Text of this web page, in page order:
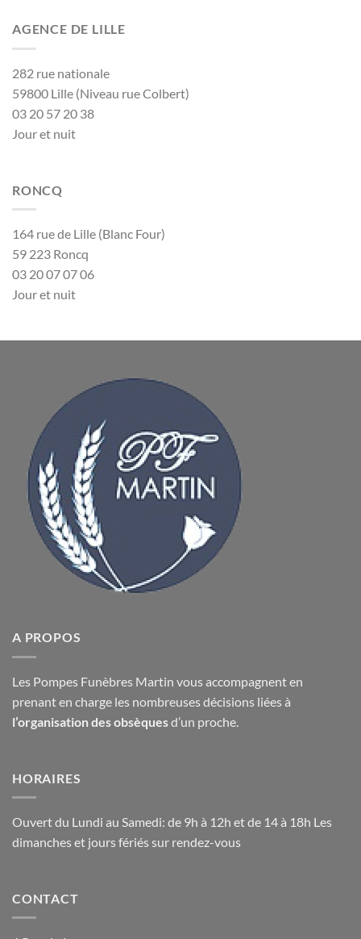
AGENCE DE LILLE
282 rue nationale
59800 Lille (Niveau rue Colbert)
03 20 57 20 38
Jour et nuit
RONCQ
164 rue de Lille (Blanc Four)
59 223 Roncq
03 20 07 07 06
Jour et nuit
A PROPOS
Les Pompes Funèbres Martin vous accompagnent en
prenant en charge les nombreuses décisions liées à
l’organisation des obsèquesd’un proche.
HORAIRES
Ouvert du Lundi au Samedi: de 9h à 12h et de 14 à 18h Les
dimanches et jours fériés sur rendez-vous
CONTACT